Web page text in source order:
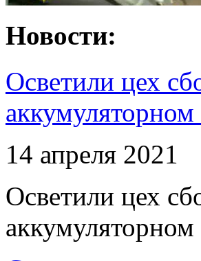
Новости:
Осветили цех
14 апреля 2021
Осветили цех